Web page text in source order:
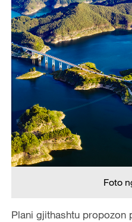
Foto
Plani gjithashtu propozon